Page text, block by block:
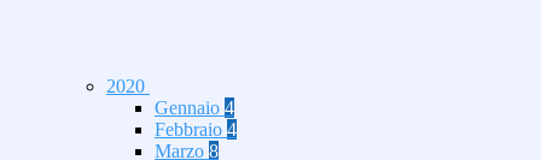
2020
Gennaio 4
Febbraio 4
Marzo 8